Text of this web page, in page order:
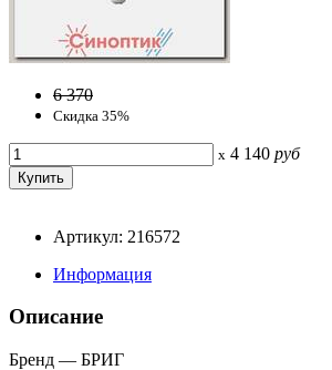
6 370
Скидка 35%
x 4 140 руб
Артикул: 216572
Информация
Описание
Бренд — БРИГ